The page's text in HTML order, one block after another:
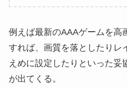
例えば最新のAAAゲームを高
すれば、画質を落としたりレ
えめに設定したりといった妥
が出てくる。